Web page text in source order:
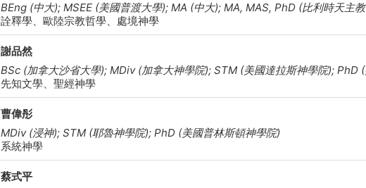
BEng (中大); MSEE (美國普渡大學); MA (中大); MA, MAS, PhD (比利時天主
詮釋學、歐陸宗教哲學、處境神學
謝品然
BSc (加拿大沙省大學); MDiv (加拿大神學院); STM (美國達拉斯神學院); PhD
先知文學、聖經神學
曹偉彤
MDiv (浸神); STM (耶魯神學院); PhD (美國普林斯頓神學院)
系統神學
蔡式平